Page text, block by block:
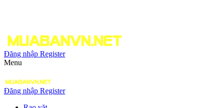
Đăng nhập Register
Menu
Đăng nhập Register